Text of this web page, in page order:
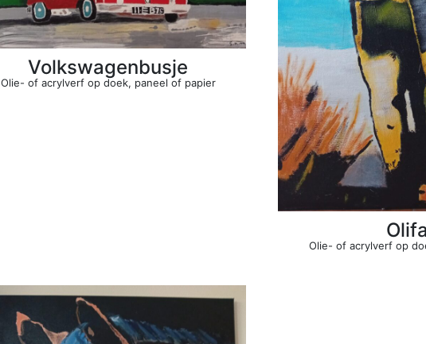
Volkswagenbusje
Olie- of acrylverf op doek, paneel of papier
Olie- of acrylverf op